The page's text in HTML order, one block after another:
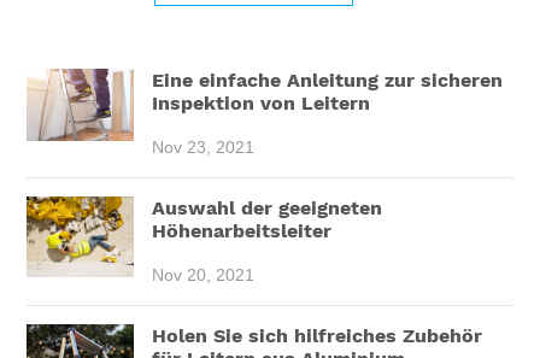
Eine einfache Anleitung zur sicheren
Inspektion von Leitern
Nov 23, 2021
Auswahl der geeigneten
Höhenarbeitsleiter
Nov 20, 2021
Holen Sie sich hilfreiches Zubehör